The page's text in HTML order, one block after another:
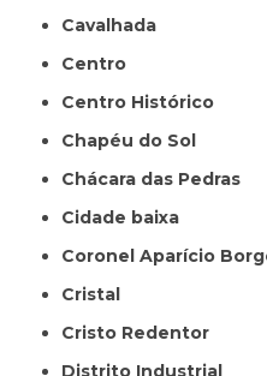
Cavalhada
Centro
Centro Histórico
Chapéu do Sol
Chácara das Pedras
Cidade baixa
Coronel Aparício
Cristal
Cristo Redentor
Distrito Industrial